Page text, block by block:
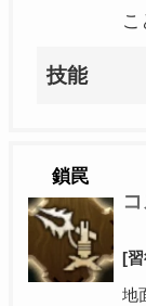
こ
技能
鎖罠
[習
地